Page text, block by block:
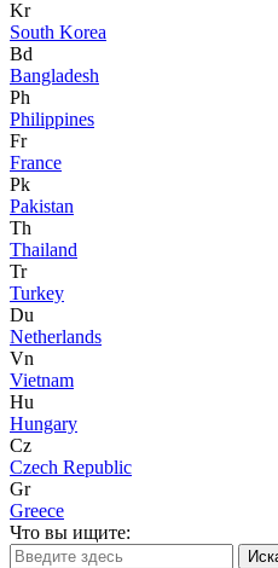
Kr
South Korea
Bd
Bangladesh
Ph
Philippines
Fr
France
Pk
Pakistan
Th
Thailand
Tr
Turkey
Du
Netherlands
Vn
Vietnam
Hu
Hungary
Cz
Czech Republic
Gr
Greece
Что вы ищите: